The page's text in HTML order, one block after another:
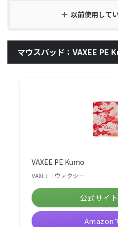
以前使用して
マウスパッド：VAXEE PE
VAXEE PE Kumo
VAXEE｜ヴァクシー
公式サイ
Amazon